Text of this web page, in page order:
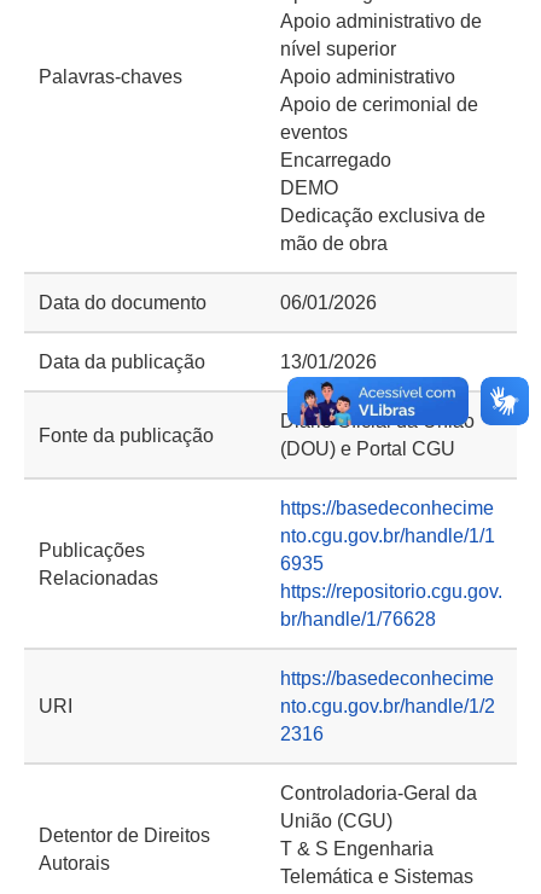
Palavras-chaves
Apoio administrativo de
nível superior
Apoio administrativo
Apoio de cerimonial de
eventos
Encarregado
DEMO
Dedicação exclusiva de
mão de obra
Data do documento 06/01/2026
Data da publicação 13/01/2026
Fonte da publicação
Diário Oficial da União
(DOU) e Portal CGU
Publicações
Relacionadas
https://basedeconhecime
nto.cgu.gov.br/handle/1/1
6935
https://repositorio.cgu.gov.
br/handle/1/76628
URI
https://basedeconhecime
nto.cgu.gov.br/handle/1/2
2316
Detentor de Direitos
Autorais
Controladoria-Geral da
União (CGU)
T & S Engenharia
Telemática e Sistemas